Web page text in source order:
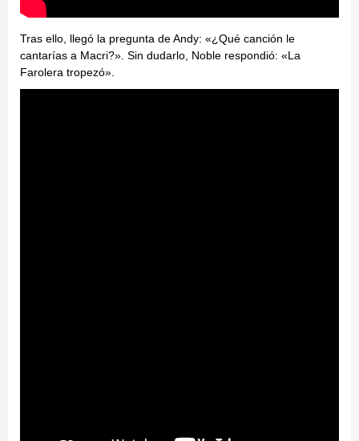
Tras ello, llegó la pregunta de Andy: «¿Qué canción le
cantarías a Macri?». Sin dudarlo, Noble respondió: «La
Farolera tropezó».